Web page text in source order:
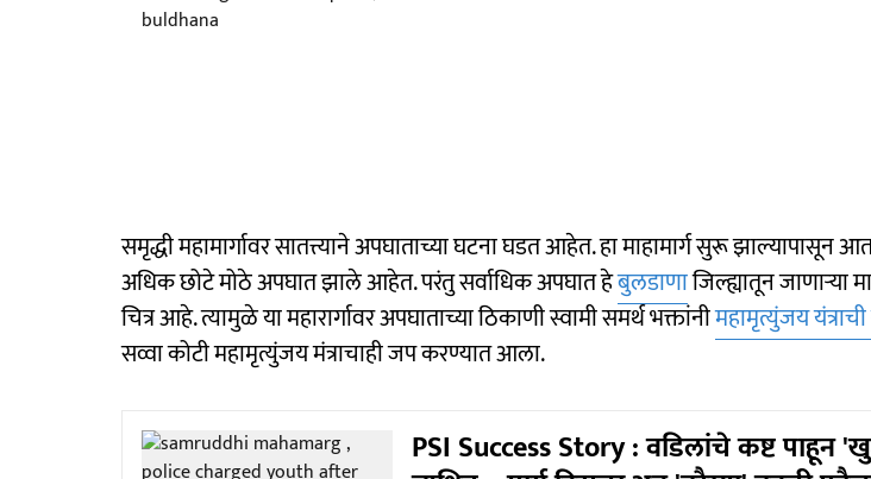
समृद्धी महामार्गावर सातत्त्याने अपघाताच्या घटना घडत आहेत. हा माहामार्ग सुरू झाल्यापासून
अधिक छोटे मोठे अपघात झाले आहेत. परंतु सर्वाधिक अपघात हेबुलडाणाजिल्ह्यातून जाणाऱ्या
चित्र आहे. त्यामुळे या महारार्गावर अपघाताच्या ठिकाणी स्वामी समर्थ भक्तांनीमहामृत्युंजय
सव्वा कोटी महामृत्युंजय मंत्राचाही जप करण्यात आला.
PSI Success Story : वडिलांचे कष्ट पाहून